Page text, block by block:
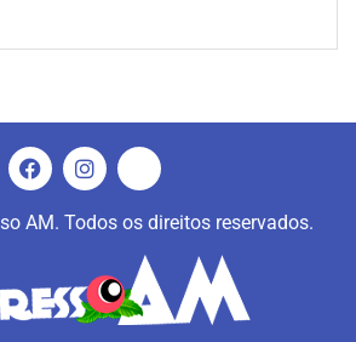
AM. Todos os direitos reservados.